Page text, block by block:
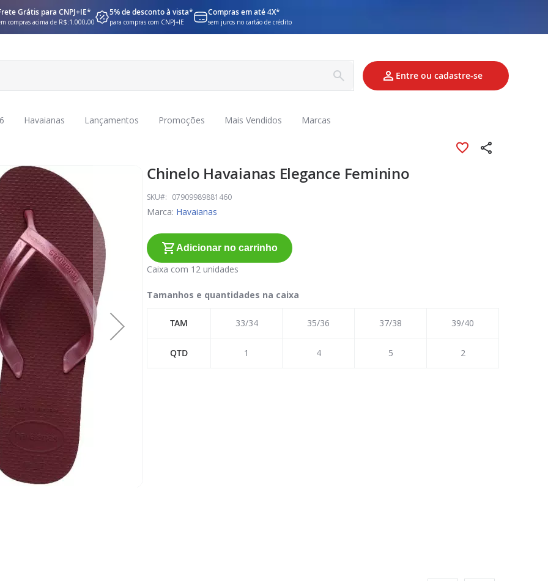
Grátis para CNPJ+IE*
compras acima de R$:1.000,00
5% de desconto à vista*
para compras com CNPJ+IE
Compras em até 4X*
sem juros no cartão de crédito
Entre ou cadastre-se
Havaianas Lançamentos Promoções Mais Vendidos Marcas
Chinelo Havaianas Elegance Feminino
SKU 07909989881460
Marca: Havaianas
Adicionar no carrinho
Caixa com 12 unidades
Tamanhos e quantidades na caixa
TAM 33/34 35/36 37/38 39/40
QTD 1 4 5 2